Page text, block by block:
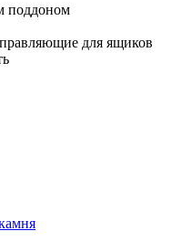
поддоном
для ящиков